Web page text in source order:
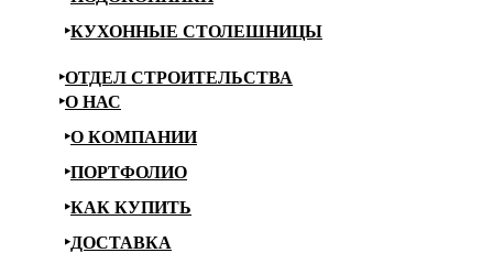
КУХОННЫЕ СТОЛЕШНИЦЫ
ОТДЕЛ СТРОИТЕЛЬСТВА
О НАС
О КОМПАНИИ
ПОРТФОЛИО
КАК КУПИТЬ
ДОСТАВКА